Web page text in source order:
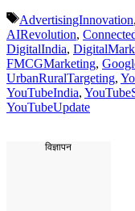
Tags
AdvertisingInnovation,
AIRevolution,
DigitalIndia,
FMCGMarketing,
UrbanRuralTargeting,
YouTubeIndia,
YouTubeUpdate
विज्ञापन